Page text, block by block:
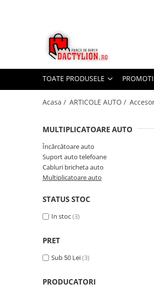
TOATE PRODUSELE
Acasa / ARTICOLE AUTO /
MULTIPLICATOARE AUTO
Încărcătoare auto
Suport auto telefoane
Cabluri bricheta auto
Multiplicatoare auto
STATUS STOC
In stoc(3)
PRET
Sub 50 Lei(3)
PRODUCATORI